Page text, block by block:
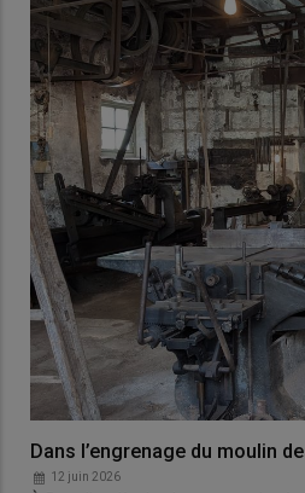
Dans l’engrenage du moulin
12 juin 2026